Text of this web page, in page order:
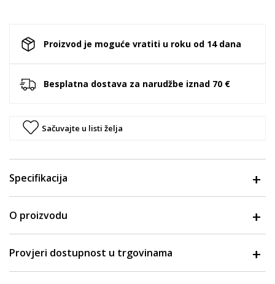
Proizvod je moguće vratiti u roku od 14 dana
Besplatna dostava za narudžbe iznad 70 €
Sačuvajte u listi želja
Specifikacija
O proizvodu
Provjeri dostupnost u trgovinama